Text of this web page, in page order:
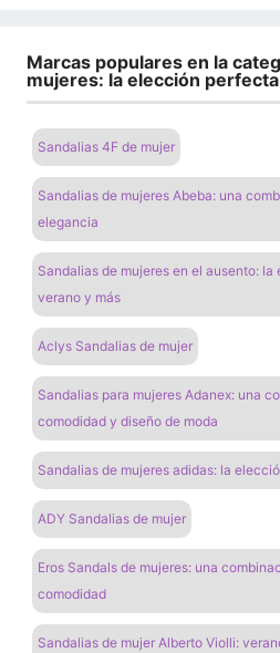
Marcas populares en la
mujeres: la elección
Sandalias 4F de mujer
Sandalias de mujeres Abeba: una
elegancia
Sandalias de mujeres en el ausento:
verano y más
Aclys Sandalias de mujer
Sandalias para mujeres Adanex: una
comodidad y diseño de moda
Sandalias de mujeres adidas: la
ADY Sandalias de mujer
Eros Sandals de mujeres: una
comodidad
Sandalias de mujer Alberto Violli: